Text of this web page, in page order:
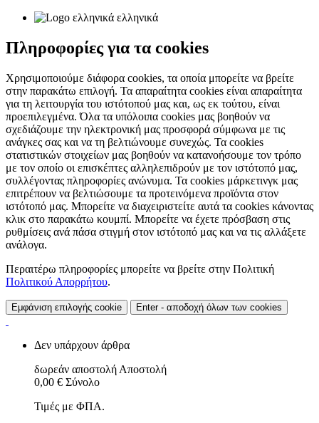
ελληνικά
Πληροφορίες για τα cookies
Χρησιμοποιούμε διάφορα cookies, τα οποία μπορείτε να βρείτε
στην παρακάτω επιλογή. Τα απαραίτητα cookies είναι απαραίτητα
για τη λειτουργία του ιστότοπού μας και, ως εκ τούτου, είναι
προεπιλεγμένα. Όλα τα υπόλοιπα cookies μας βοηθούν να
σχεδιάζουμε την ηλεκτρονική μας προσφορά σύμφωνα με τις
ανάγκες σας και να τη βελτιώνουμε συνεχώς. Τα cookies
στατιστικών στοιχείων μας βοηθούν να κατανοήσουμε τον τρόπο
με τον οποίο οι επισκέπτες αλληλεπιδρούν με τον ιστότοπό μας,
συλλέγοντας πληροφορίες ανώνυμα. Τα cookies μάρκετινγκ μας
επιτρέπουν να βελτιώσουμε τα προτεινόμενα προϊόντα στον
ιστότοπό μας. Μπορείτε να διαχειριστείτε αυτά τα cookies κάνοντας
κλικ στο παρακάτω κουμπί. Μπορείτε να έχετε πρόσβαση στις
ρυθμίσεις ανά πάσα στιγμή στον ιστότοπό μας και να τις αλλάξετε
ανάλογα.
Περαιτέρω πληροφορίες μπορείτε να βρείτε στην Πολιτική
Πολιτικού Απορρήτου.
Εμφάνιση επιλογής cookie Enter - αποδοχή όλων των cookies
Δεν υπάρχουν άρθρα
δωρεάν αποστολή Αποστολή
0,00 € Σύνολο
Τιμές με ΦΠΑ.